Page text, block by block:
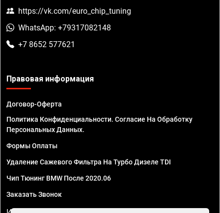
https://vk.com/euro_chip_tuning
WhatsApp: +79317082148
+7 8652 577621
Правовая информация
Договор-Оферта
Политика Конфиденциальности. Согласие На Обработку
Персональных Данных.
Формы Оплаты
Удаление Сажевого Фильтра На Турбо Дизеле TDI
Чип Тюнинг BMW После 2020.06
Заказать Звонок